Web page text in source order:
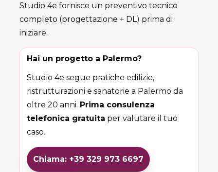
Studio 4e fornisce un preventivo tecnico
completo (progettazione + DL) prima di
iniziare.
Hai un progetto a Palermo?
Studio 4e segue pratiche edilizie,
ristrutturazioni e sanatorie a Palermo da
oltre 20 anni. Prima consulenza
telefonica gratuita per valutare il tuo
caso.
Chiama: +39 329 973 6697